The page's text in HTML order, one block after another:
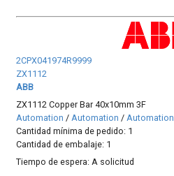
2CPX041974R9999
ZX1112
ABB
ZX1112 Copper Bar 40x10mm 3F
Automation /Automation /Automation
Cantidad mínima de pedido: 1
Cantidad de embalaje: 1
Tiempo de espera:A solicitud